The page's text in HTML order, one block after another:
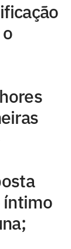
íntimo